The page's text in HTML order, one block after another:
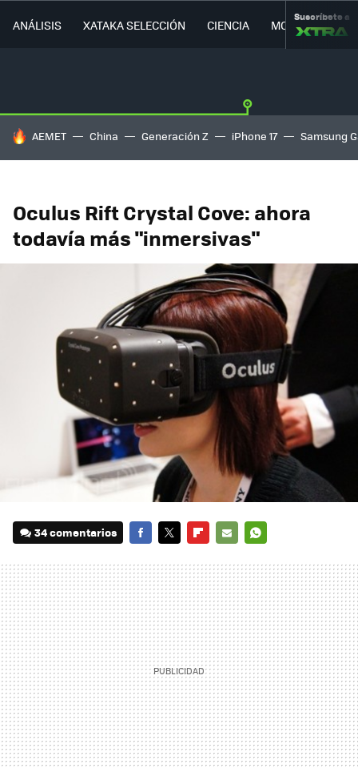
ANÁLISIS XATAKA SELECCIÓN CIENCIA MOVILIDAD
Suscríbete a
HOY SE HABLA DE
AEMET China Generación Z iPhone 17 Samsung
Oculus Rift Crystal Cove: ahora
todavía más "inmersivas"
34 comentarios
MAIL